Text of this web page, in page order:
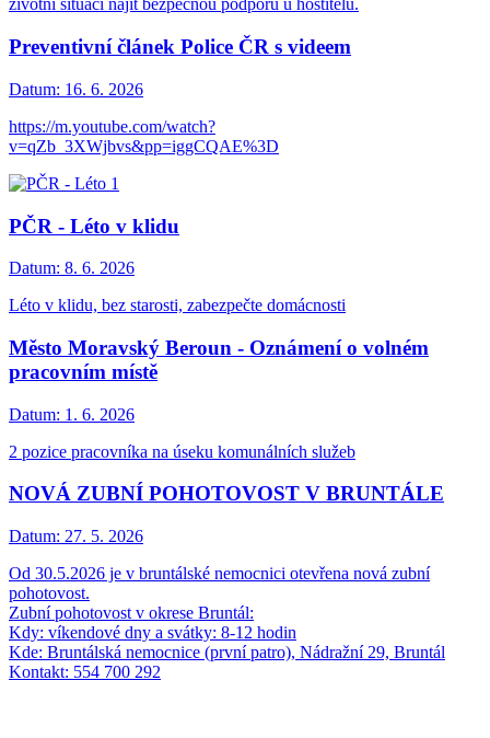
životní situaci najít bezpečnou podporu u hostitelů.
Preventivní článek Police ČR s videem
Datum: 16. 6. 2026
https://m.youtube.com/watch?
v=qZb_3XWjbvs&pp=iggCQAE%3D
PČR - Léto v klidu
Datum: 8. 6. 2026
Léto v klidu, bez starosti, zabezpečte domácnosti
Město Moravský Beroun - Oznámení o volném
pracovním místě
Datum: 1. 6. 2026
2 pozice pracovníka na úseku komunálních služeb
NOVÁ ZUBNÍ POHOTOVOST V BRUNTÁLE
Datum: 27. 5. 2026
Od 30.5.2026 je v bruntálské nemocnici otevřena nová zubní
pohotovost.
Zubní pohotovost v okrese Bruntál:
Kdy: víkendové dny a svátky: 8-12 hodin
Kde: Bruntálská nemocnice (první patro), Nádražní 29, Bruntál
Kontakt: 554 700 292